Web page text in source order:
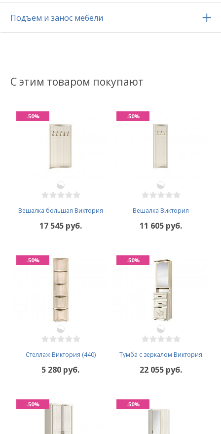
Подъем и занос мебели
С этим товаром покупают
Вешалка большая Виктория
17 545 руб.
-50%
Вешалка Виктория
11 605 руб.
-50%
Стеллаж Виктория (440)
5 280 руб.
-50%
Тумба с зеркалом Виктория
22 055 руб.
-50%
-50% -50%